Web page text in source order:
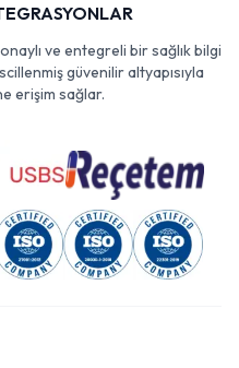
ve entegreli bir sağlık bilgi
güvenilir altyapısıyla
erişim sağlar.